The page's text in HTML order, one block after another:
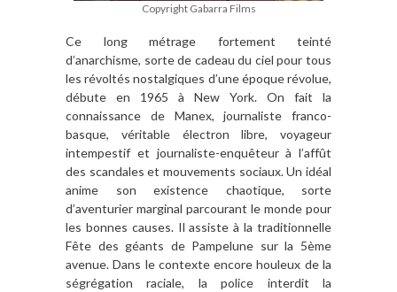
Copyright Gabarra Films
Ce long métrage fortement teinté
d’anarchisme, sorte de cadeau du ciel pour tous
les révoltés nostalgiques d’une époque révolue,
débute en 1965 à New York. On fait la
connaissance de Manex, journaliste franco-
basque, véritable électron libre, voyageur
intempestif et journaliste-enquêteur à l’affût
des scandales et mouvements sociaux. Un idéal
anime son existence chaotique, sorte
d’aventurier marginal parcourant le monde pour
les bonnes causes. Il assiste à la traditionnelle
Fête des géants de Pampelune sur la 5ème
avenue. Dans le contexte encore houleux de la
ségrégation raciale, la police interdit la